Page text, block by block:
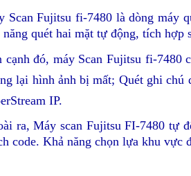
Scan Fujitsu fi-7480 là dòng máy
năng quét hai mặt tự động, tích hợp
cạnh đó, máy Scan Fujitsu fi-7480
lại hình ảnh bị mất; Quét ghi chú
IP.
ra, Máy scan Fujitsu FI-7480 tự
code. Khả năng chọn lựa khu